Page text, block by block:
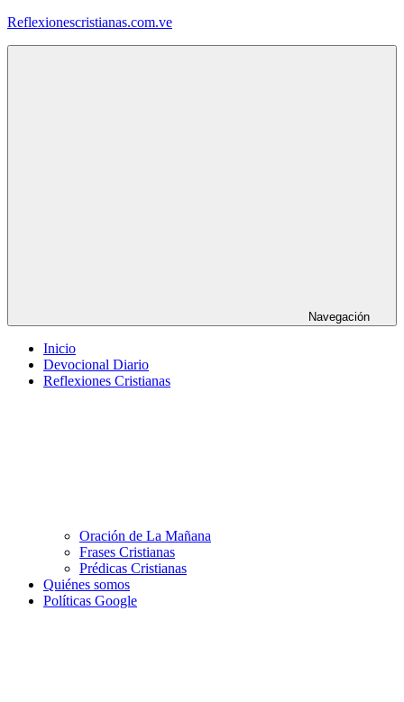
Saltar
Reflexionescristianas.com.ve
Navegación
Inicio
Devocional Diario
Reflexiones Cristianas
Oración de La Mañana
Frases Cristianas
Prédicas Cristianas
Quiénes somos
Políticas Google